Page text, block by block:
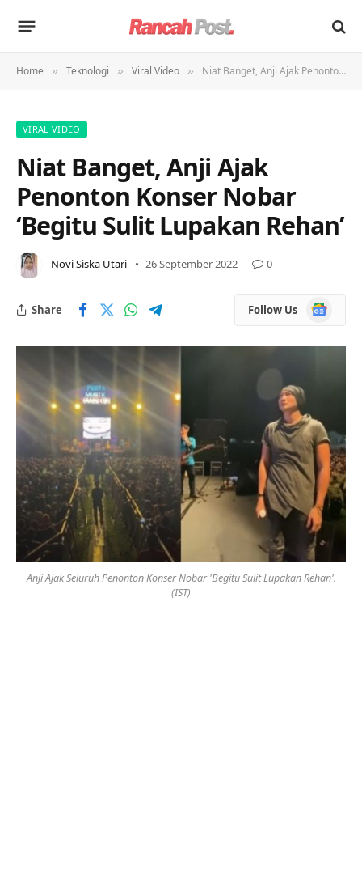
Home » Teknologi » Viral Video » Niat Banget, Anji Ajak Penonton Konser Nobar ‘Begitu Sulit Lupakan Rehan’
VIRAL VIDEO
Niat Banget, Anji Ajak
Penonton Konser Nobar
‘Begitu Sulit Lupakan Rehan’
Novi Siska Utari 26 September 2022 0
Share Follow Us
Google
News
Anji Ajak Seluruh Penonton Konser Nobar 'Begitu Sulit Lupakan Rehan'.
(IST)